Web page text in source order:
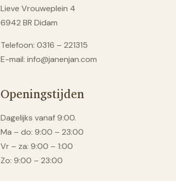
Lieve Vrouweplein 4
6942 BR Didam
Telefoon: 0316 – 221315
E-mail: info@janenjan.com
Openingstijden
Dagelijks vanaf 9:00.
Ma – do: 9:00 – 23:00
Vr – za: 9:00 – 1:00
Zo: 9:00 – 23:00